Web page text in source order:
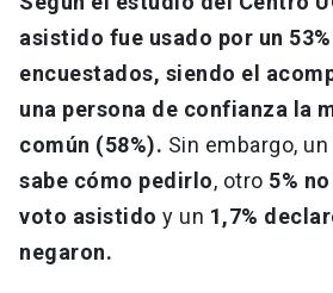
asistido fue usado por un
encuestados, siendo el
una persona de confianza la
común (58%). Sin embargo, un
sabe cómo pedirlo, otro 5%
voto asistido y un 1,7%
negaron.